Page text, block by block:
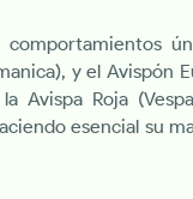
y el Avispón
Avispa Roja
esencial su